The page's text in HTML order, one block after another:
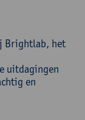
Brightlab, het
uitdagingen
en